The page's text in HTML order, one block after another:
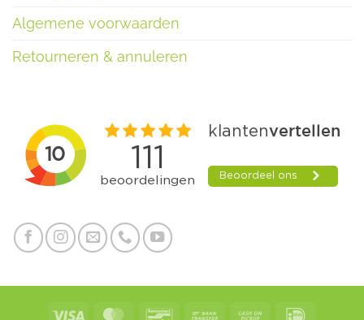
Algemene voorwaarden
Retourneren & annuleren
Visa MasterCardBancontact
Bank Cash